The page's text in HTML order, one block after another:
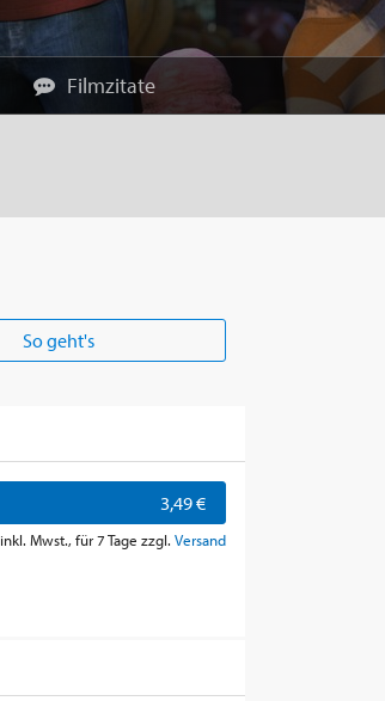
Filmzitate
So geht's
3,49 €
inkl. Mwst., für 7 Tage zzgl. Versand